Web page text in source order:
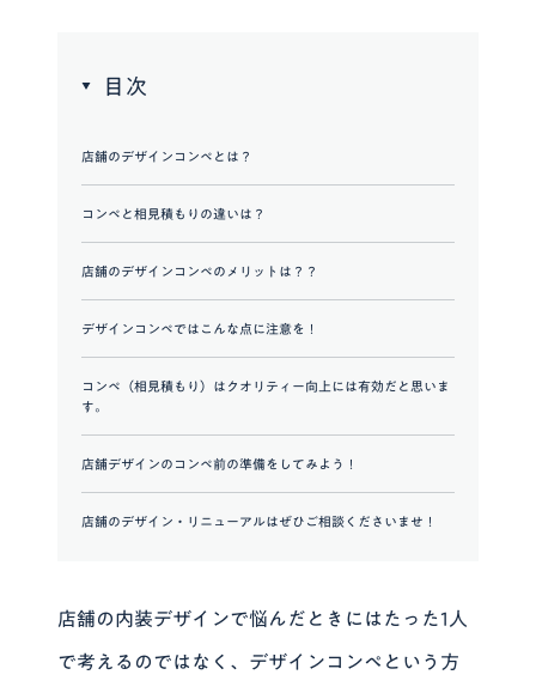
目次
店舗のデザインコンペとは？
コンペと相見積もりの違いは？
店舗のデザインコンペのメリットは？？
デザインコンペではこんな点に注意を！
コンペ（相見積もり）はクオリティー向上には有効だと思いま
す。
店舗デザインのコンペ前の準備をしてみよう！
店舗のデザイン・リニューアルはぜひご相談くださいませ！
店舗の内装デザインで悩んだときにはたった1人
で考えるのではなく、デザインコンペという方